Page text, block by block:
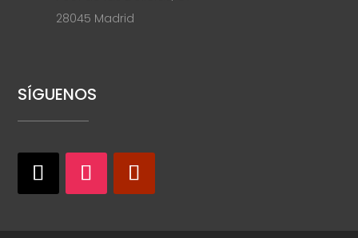
28045 Madrid
SÍGUENOS